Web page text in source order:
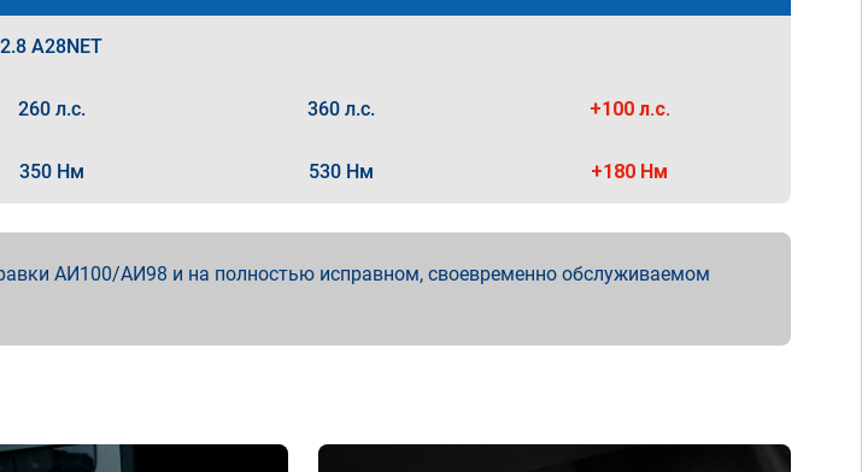
2.8 A28NET
260 л.с. 360 л.с. +100 л.с.
350 Нм 530 Нм +180 Нм
АИ100/АИ98 и на полностью исправном, своевременно обслуживаемом